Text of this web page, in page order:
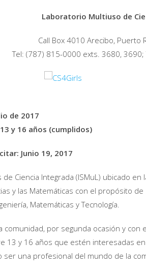
Laboratorio Multiuso de
Call Box 4010 Arecibo, Puerto
Tel: (787) 815-0000 exts. 3680,
de 2017
y 16 años (cumplidos)
Junio 19, 2017
Ciencia Integrada (ISMuL) ubicado
y las Matemáticas con el propósito
Matemáticas y Tecnología.
por segunda ocasión y con
13 y 16 años que estén interesadas
ser una profesional del mundo de la